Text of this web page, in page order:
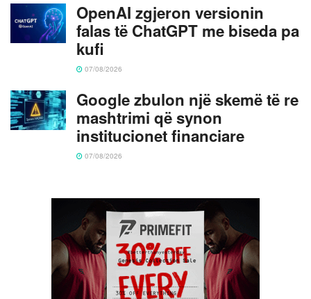
OpenAI zgjeron versionin
falas të ChatGPT me biseda pa
kufi
07/08/2026
Google zbulon një skemë të re
mashtrimi që synon
institucionet financiare
07/08/2026